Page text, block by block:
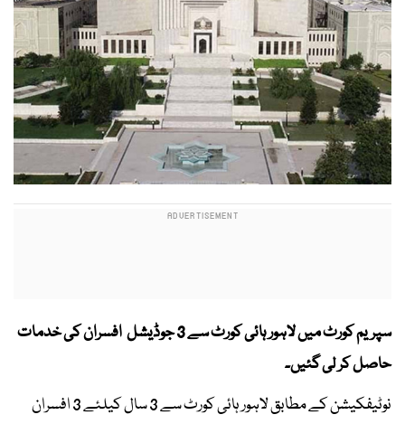
سپریم کورٹ میں لاہور ہائی کورٹ سے 3 جوڈیشل افسران کی خدمات
حاصل کر لی گئیں۔
نوٹیفکیشن کے مطابق لاہور ہائی کورٹ سے 3 سال کیلئے 3 افسران